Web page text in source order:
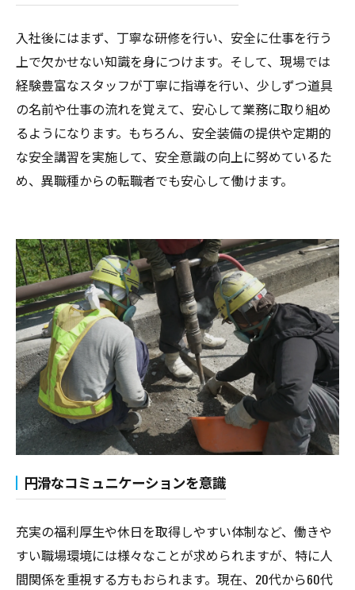
入社後にはまず、丁寧な研修を行い、安全に仕事を行う
上で欠かせない知識を身につけます。そして、現場では
経験豊富なスタッフが丁寧に指導を行い、少しずつ道具
の名前や仕事の流れを覚えて、安心して業務に取り組め
るようになります。もちろん、安全装備の提供や定期的
な安全講習を実施して、安全意識の向上に努めているた
め、異職種からの転職者でも安心して働けます。
円滑なコミュニケーションを意識
充実の福利厚生や休日を取得しやすい体制など、働きや
すい職場環境には様々なことが求められますが、特に人
間関係を重視する方もおられます。現在、20代から60代